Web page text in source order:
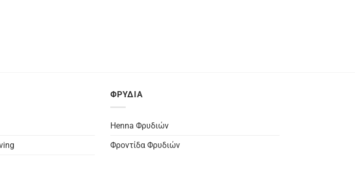
ΦΡΥΔΙΑ
Henna Φρυδιών
Φροντίδα Φρυδιών